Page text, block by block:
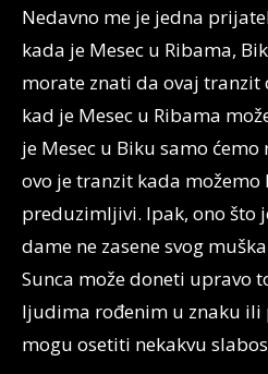
Nedavno me je jedna
kada je Mesec u Ribama,
morate znati da ovaj tranzit
kad je Mesec u Ribama
je Mesec u Biku samo
ovo je tranzit kada
preduzimljivi. Ipak, ono što
dame ne zasene svog
Sunca može doneti upravo
ljudima rođenim u znaku ili
mogu osetiti nekakvu